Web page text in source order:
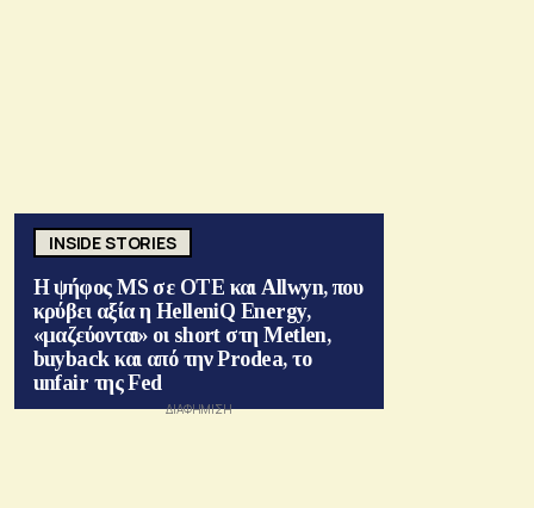
INSIDE STORIES
Η ψήφος MS σε ΟΤΕ και Allwyn, που
κρύβει αξία η HelleniQ Energy,
«μαζεύονται» οι short στη Metlen,
buyback και από την Prodea, το
unfair της Fed